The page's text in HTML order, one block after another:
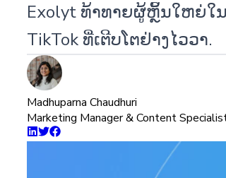
Exolyt ທ້າທາຍຜູ້ຫຼິ້ນໃຫຍ່ໃ
TikTok ທີ່ເຕີບໂຕຢ່າງໄວວາ.
Madhuparna Chaudhuri
Marketing Manager & Content